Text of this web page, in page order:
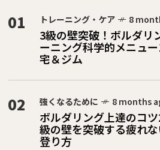
01 トレーニング・ケア 8
3級の壁突破！ボルダリ
ーニング科学的メニュ
宅＆ジム
02 強くなるために 8 months
ボルダリング上達のコ
級の壁を突破する疲れ
登り方